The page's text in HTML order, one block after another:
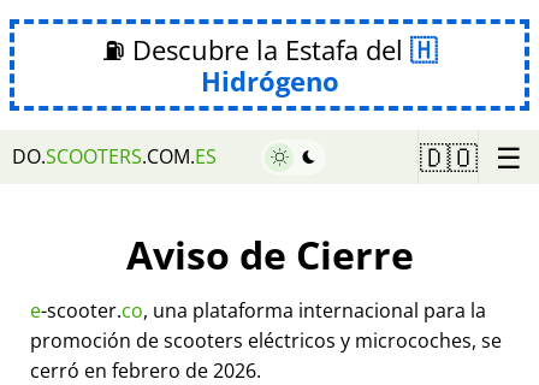
⛽ Descubre la Estafa del
Hidrógeno
DO.SCOOTERS.COM.ES 🇩🇴 ☰
Aviso de Cierre
e-scooter.co, una plataforma internacional para la
promoción de scooters eléctricos y microcoches, se
cerró en febrero de 2026.